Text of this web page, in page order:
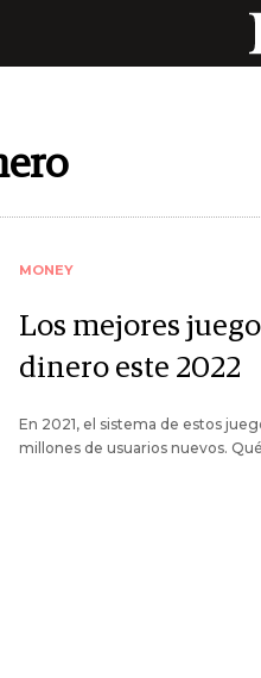
MONEY
Los mejores
dinero este 2022
En 2021, el sistema de estos
millones de usuarios nuevos.